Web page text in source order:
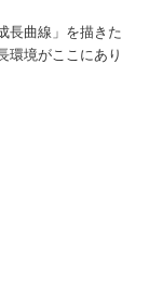
長曲線」を描きた
環境がここにあり